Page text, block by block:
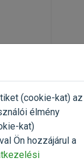
(cookie-kat) az
élmény
kat)
Ön hozzájárul a